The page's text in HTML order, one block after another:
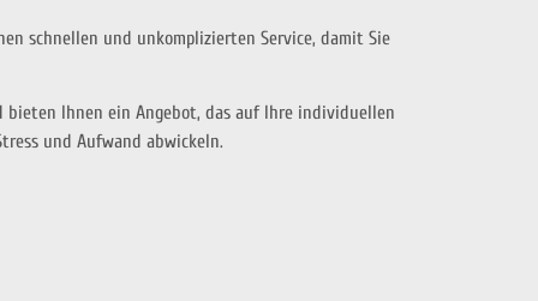
schnellen und unkomplizierten Service, damit Sie
bieten Ihnen ein Angebot, das auf Ihre individuellen
und Aufwand abwickeln.